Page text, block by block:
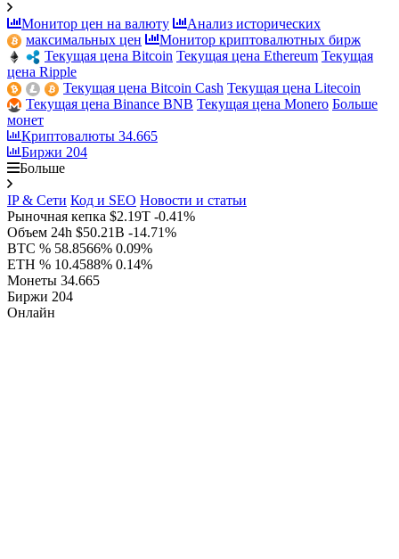
Монитор цен на валюту
Анализ исторических
максимальных цен
Монитор криптовалютных бирж
Текущая цена Bitcoin Текущая цена Ethereum Текущая
цена Ripple
Текущая цена Bitcoin Cash Текущая цена Litecoin
Текущая цена Binance BNB Текущая цена Monero Больше
монет
Криптовалюты 34.665
Биржи 204
Больше
IP & Сети Код и SEO Новости и статьи
Рыночная кепка $2.19T -0.41%
Объем 24h $50.21B -14.71%
BTC % 58.8566% 0.09%
ETH % 10.4588% 0.14%
Монеты 34.665
Биржи 204
Онлайн